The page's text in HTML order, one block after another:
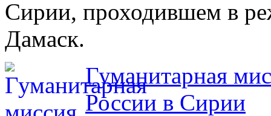
Сирии, проходившем в
Дамаск.
Гуманитарная
России в Сирии